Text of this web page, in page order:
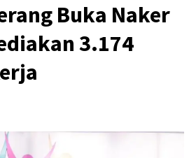
Buka Naker
3.174